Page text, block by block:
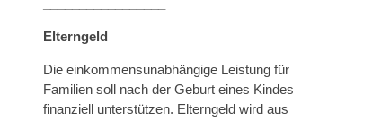
Elterngeld
Die einkommensunabhängige Leistung für
Familien soll nach der Geburt eines Kindes
finanziell unterstützen. Elterngeld wird aus